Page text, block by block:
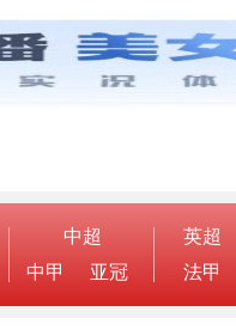
中超
中甲
亚冠
英超
法甲